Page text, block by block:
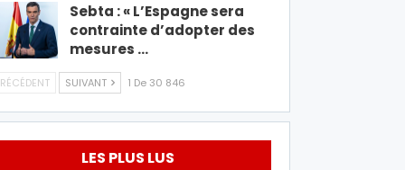
Sebta : « L’Espagne sera
contrainte d’adopter des
mesures …
SUIVANT 1 De 30 846
LES PLUS LUS